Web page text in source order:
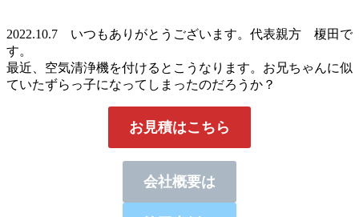
2022.10.7 いつもありがとうございます。代表親方 榎田で
す。
最近、空気清浄機を付けるとこうなります。お兄ちゃんに似
ていたずらっ子になってしまったのだろうか？
お見積はこちら
会社概要は